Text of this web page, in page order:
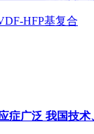
HFP基复合
症广泛 我国技术